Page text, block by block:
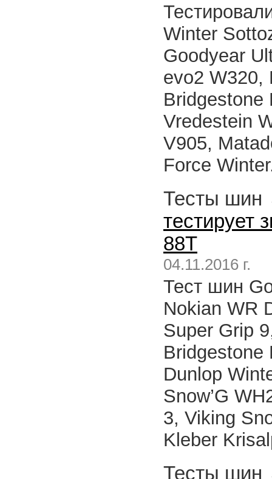
Winter
Goodyear
evo2 W320,
Bridgestone
Vredestein
V905,
Force
Тесты
тестирует
88T
04.11.2016 г.
Тест шин
Nokian WR
Super Grip
Bridgestone
Dunlop
Snow’G
3, Viking
Kleber
Тесты